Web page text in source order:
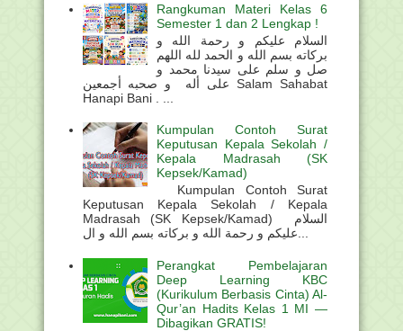
Rangkuman Materi Kelas 6
Semester 1 dan 2 Lengkap !
السلام عليكم و رحمة الله و
بركاته بسم الله و الحمد لله اللهم
صل و سلم على سيدنا محمد و
على أله و صحبه أجمعين Salam Sahabat
Hanapi Bani . ...
Kumpulan Contoh Surat
Keputusan Kepala Sekolah /
Kepala Madrasah (SK
Kepsek/Kamad)
Kumpulan Contoh Surat
Keputusan Kepala Sekolah / Kepala
Madrasah (SK Kepsek/Kamad) السلام
Perangkat Pembelajaran
Deep Learning KBC
(Kurikulum Berbasis Cinta) Al-
Qur’an Hadits Kelas 1 MI —
Dibagikan GRATIS!